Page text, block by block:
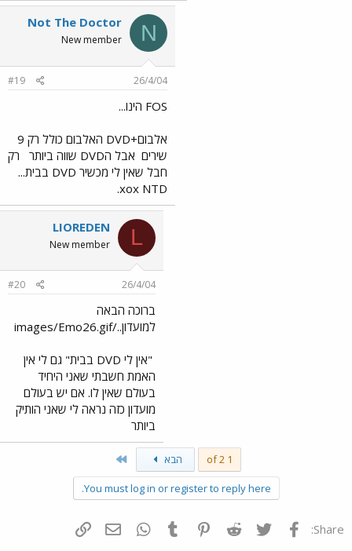
N
Not The Doctor
New member
26/4/04
#19
FOS הינו...
אלבום+DVD האלבום כולל רק 9
שירים אבל הDVD שווה ביותר
רק
חבל שאין לי מכשיר DVD בבית...
xox NTD.
L
LIOREDEN
New member
26/4/04
#20
ברוכה הבאה
למועדון../images/Emo26.gif
"אין לי DVD בבית" גם לי אין
האמת חשבתי שאני היחיד
בעולם שאין לו. אם יש בעולם
מועדון כזה נראה לי שאני הותיק
ביותר
1 of 2 הבא
You must log in or register to reply here.
Share: פייסבוק Twitter
Reddit
Pinterest
Tumblr
WhatsAppדואר אלקטרוני